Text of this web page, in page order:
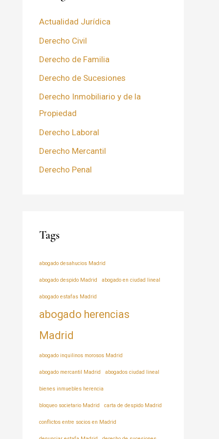
Actualidad Jurídica
Derecho Civil
Derecho de Familia
Derecho de Sucesiones
Derecho Inmobiliario y de la
Propiedad
Derecho Laboral
Derecho Mercantil
Derecho Penal
Tags
abogado desahucios Madrid
abogado despido Madrid abogado en ciudad lineal
abogado estafas Madrid
abogado herencias
Madrid
abogado inquilinos morosos Madrid
abogado mercantil Madrid abogados ciudad lineal
bienes inmuebles herencia
bloqueo societario Madrid carta de despido Madrid
conflictos entre socios en Madrid